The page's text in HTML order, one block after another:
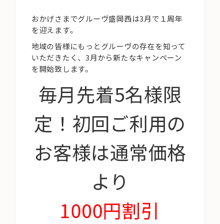
おかげさまでグルーヴ盛岡西は3月で１周年
を迎えます。
地域の皆様にもっとグルーヴの存在を知って
いただきたく、3月から新たなキャンペーン
を開始致します。
毎月先着5名様限
定！初回ご利用の
お客様は通常価格
より
1000円割引